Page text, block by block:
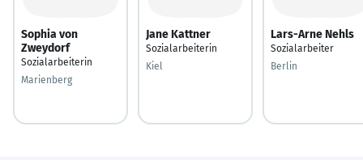
Sophia von
Zweydorf
Sozialarbeiterin
Marienberg
Jane Kattner
Sozialarbeiterin
Kiel
Lars-Arne Nehls
Sozialarbeiter
Berlin